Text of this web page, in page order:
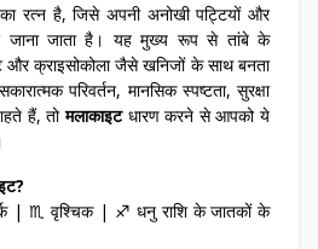
रत्न है, जिसे अपनी अनोखी पट्टियों और
जाना जाता है। यह मुख्य रूप से तांबे के
क्राइसोकोला जैसे खनिजों के साथ बनता
परिवर्तन, मानसिक स्पष्टता, सुरक्षा
हैं, तोमलाकाइटधारण करने से आपको ये
| ♏ वृश्चिक | ♐ धनु राशि के जातकों के